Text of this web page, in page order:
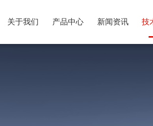
关于我们 产品中心 新闻资讯 技